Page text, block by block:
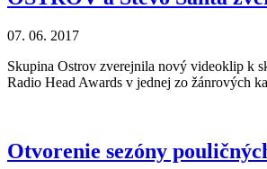
07. 06. 2017
Skupina Ostrov zverejnila nový videoklip k
Radio Head Awards v jednej zo žánrových
Otvorenie sezóny